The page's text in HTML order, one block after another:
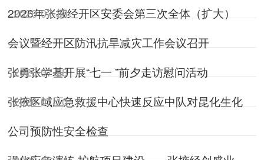
2026-07-30
2026年张掖经开区安委会第三次全体（扩大）
会议暨经开区防汛抗旱减灾工作会议召开
2026-07-28
张勇张学基开展“七一 ”前夕走访慰问活动
2026-07-10
张掖区域应急救援中心快速反应中队对昆化生化
公司预防性安全检查